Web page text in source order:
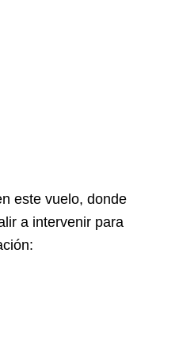
este vuelo, donde
a intervenir para